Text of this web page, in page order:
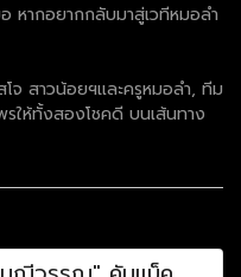
หากอยากกลับมาสู่เวทีหมอลำ
สาวน้อยฯและครูหมอลำ, ทีม
ให้ทั้งสองโชคดี บนเส้นทาง